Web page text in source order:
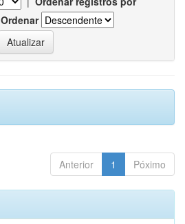
Ordenar
Anterior 1 Póximo